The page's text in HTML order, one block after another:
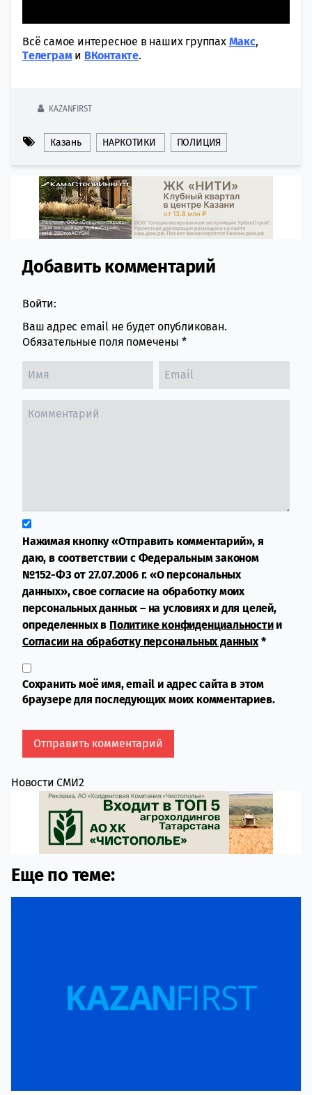
Всё самое интересное в наших группах Макс,
Tелеграми ВКонтакте.
KAZANFIRST
Казань НАРКОТИКИ ПОЛИЦИЯ
Comment section
Добавить комментарий
Войти:
Ваш адрес email не будет опубликован.
Обязательные поля помечены *
Нажимая кнопку «Отправить комментарий», я
даю, в соответствии с Федеральным законом
№152-ФЗ от 27.07.2006 г. «О персональных
данных», свое согласие на обработку моих
персональных данных – на условиях и для целей,
определенных в Политике конфиденциальностии
Согласии на обработку персональных данных*
Сохранить моё имя, email и адрес сайта в этом
браузере для последующих моих комментариев.
Новости СМИ2
Еще по теме: